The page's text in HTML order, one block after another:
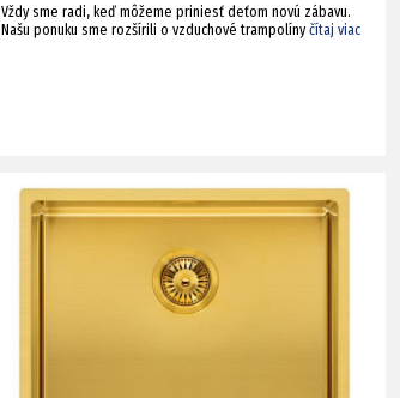
Vždy sme radi, keď môžeme priniesť deťom novú zábavu.
Našu ponuku sme rozšírili o vzduchové trampolíny čítaj viac